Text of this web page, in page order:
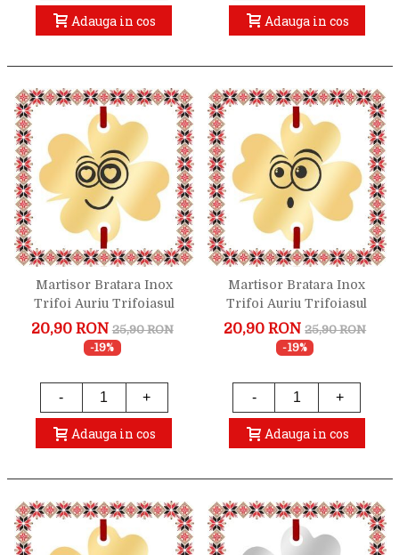
Adauga in cos Adauga in cos
Martisor Bratara Inox
Trifoi Auriu Trifoiasul
Indragostit
20,90 RON 25,90 RON
-19%
- +
Adauga in cos
Martisor Bratara Inox
Trifoi Auriu Trifoiasul
Uimit
20,90 RON 25,90 RON
-19%
- +
Adauga in cos